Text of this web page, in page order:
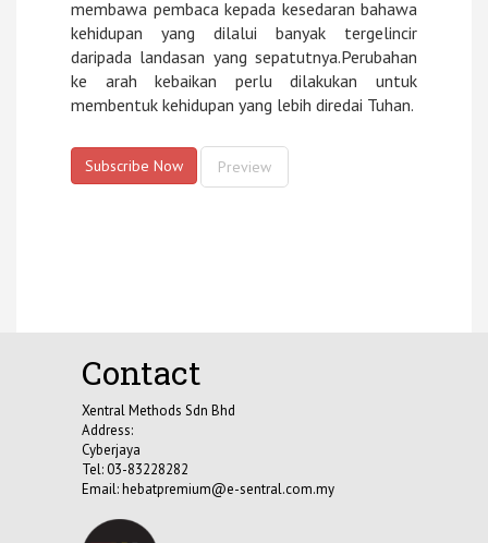
membawa pembaca kepada kesedaran bahawa
kehidupan yang dilalui banyak tergelincir
daripada landasan yang sepatutnya.Perubahan
ke arah kebaikan perlu dilakukan untuk
membentuk kehidupan yang lebih diredai Tuhan.
Subscribe Now Preview
Contact
Xentral Methods Sdn Bhd
Address:
Cyberjaya
Tel: 03-83228282
Email:hebatpremium@e-sentral.com.my